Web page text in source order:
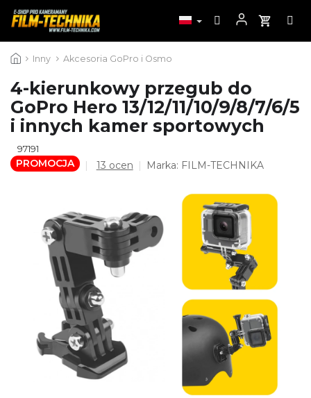
do
Inny Akcesoria GoPro i Osmo
4-kierunkowy przegub do
GoPro Hero 13/12/11/10/9/8/7/6/5
i innych kamer sportowych
97191
PROMOCJA
Średnia
4,8
na
5
gwiazdek.
13 ocen Marka: FILM-TECHNIKA